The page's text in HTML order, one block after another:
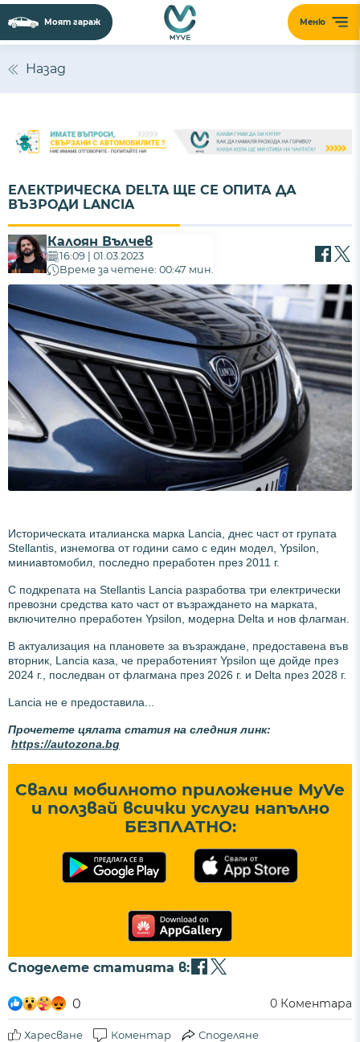
Меню
Моят гараж
Назад
ЕЛЕКТРИЧЕСКА DELTA ЩЕ СЕ ОПИТА ДА
ВЪЗРОДИ LANCIA
Калоян Вълчев
16:09 | 01.03.2023
Време за четене: 00:47 мин.
Историческата италианска марка Lancia, днес част от групата
Stellantis, изнемогва от години само с един модел, Ypsilon,
миниавтомобил, последно преработен през 2011 г.
С подкрепата на Stellantis Lancia разработва три електрически
превозни средства като част от възраждането на марката,
включително преработен Ypsilon, модерна Delta и нов флагман.
В актуализация на плановете за възраждане, предоставена във
вторник, Lancia каза, че преработеният Ypsilon ще дойде през
2024 г., последван от флагмана през 2026 г. и Delta през 2028 г.
Lancia не е предоставила...
Прочетете цялата статия на следния линк:
https://autozona.bg
Свали мобилното приложение MyVe
и ползвай всички услуги напълно
БЕЗПЛАТНО:
Споделете статията в:
0 0 Коментара
Харесване Коментар Споделяне